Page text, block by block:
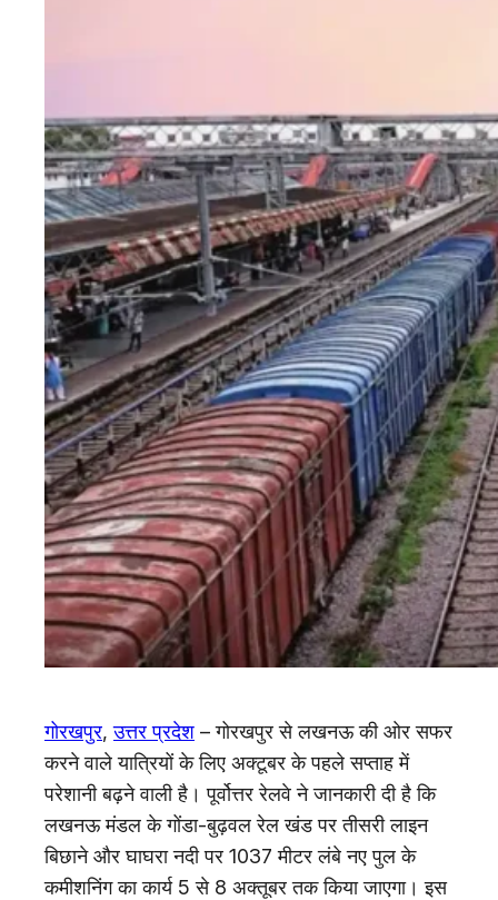
गोरखपुर,उत्तर प्रदेश – गोरखपुर से लखनऊ की ओर सफर
करने वाले यात्रियों के लिए अक्टूबर के पहले सप्ताह में
परेशानी बढ़ने वाली है। पूर्वोत्तर रेलवे ने जानकारी दी है कि
लखनऊ मंडल के गोंडा-बुढ़वल रेल खंड पर तीसरी लाइन
बिछाने और घाघरा नदी पर 1037 मीटर लंबे नए पुल के
कमीशनिंग का कार्य 5 से 8 अक्तूबर तक किया जाएगा। इस